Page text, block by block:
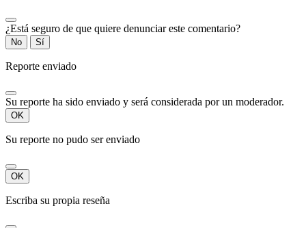
¿Está seguro de que quiere denunciar este comentario?
No Sí
Reporte enviado
Su reporte ha sido enviado y será considerada por un moderador.
OK
Su reporte no pudo ser enviado
OK
Escriba su propia reseña